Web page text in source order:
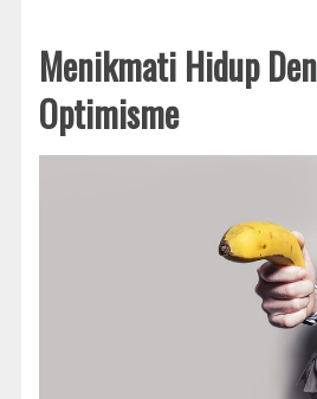
Menikmati Hidup
Optimisme